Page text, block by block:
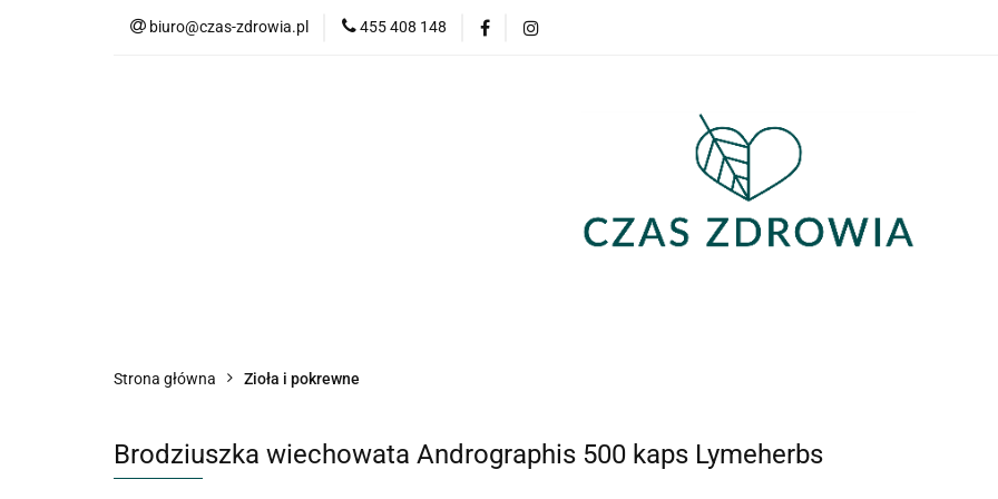
biuro@czas-zdrowia.pl 455 408 148
Strona główna Zioła i pokrewne
Brodziuszka wiechowata Andrographis 500 kaps Lymeherbs